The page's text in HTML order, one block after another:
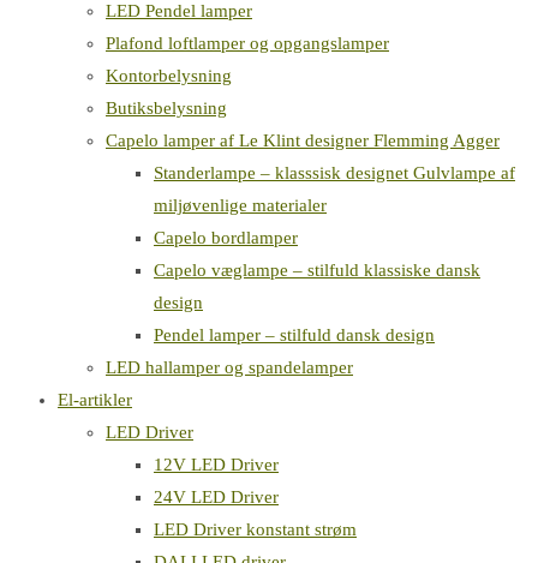
LED Pendel lamper
Plafond loftlamper og opgangslamper
Kontorbelysning
Butiksbelysning
Capelo lamper af Le Klint designer Flemming Agger
Standerlampe – klasssisk designet Gulvlampe af
miljøvenlige materialer
Capelo bordlamper
Capelo væglampe – stilfuld klassiske dansk
design
Pendel lamper – stilfuld dansk design
LED hallamper og spandelamper
El-artikler
LED Driver
12V LED Driver
24V LED Driver
LED Driver konstant strøm